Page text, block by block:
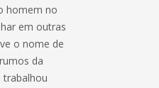
homem no
em outras
o nome de
da
trabalhou